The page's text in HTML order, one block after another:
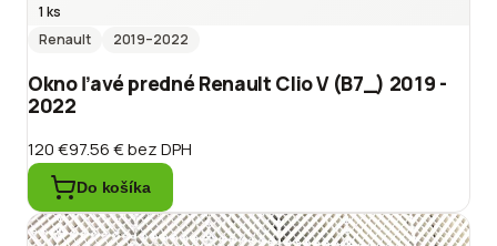
1 ks
Renault
2019–2022
Okno ľavé predné Renault Clio V (B7_) 2019 -
2022
120 €97.56 €bez DPH
Do košíka